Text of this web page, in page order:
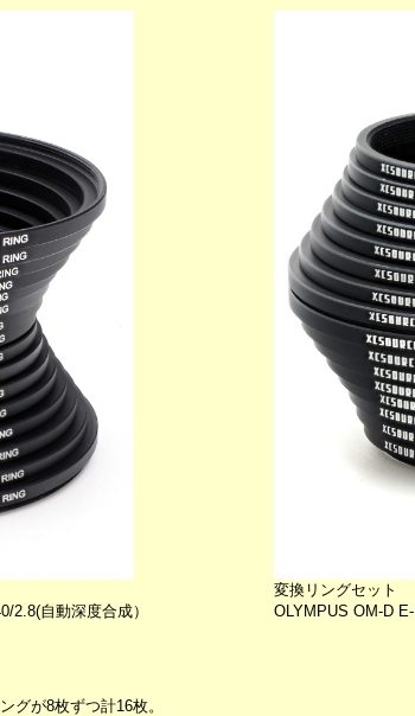
2.8(自動深度合成）
変換リングセット
OLYMPUS OM-D
グが8枚ずつ計16枚。